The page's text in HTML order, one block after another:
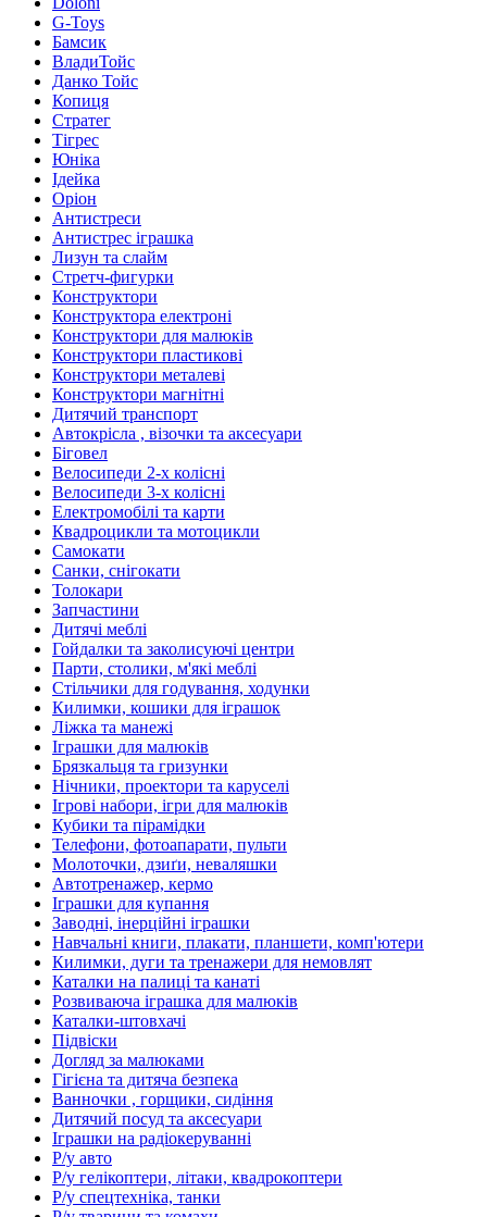
G-Toys
Бамсик
ВладиТойс
Данко Тойс
Копиця
Стратег
Тігрес
Юніка
Ідейка
Оріон
Антистреси
Антистрес іграшка
Лизун та слайм
Стретч-фигурки
Конструктори
Конструктора електроні
Конструктори для малюків
Конструктори пластикові
Конструктори металеві
Конструктори магнітні
Дитячий транспорт
Автокрісла , візочки та аксесуари
Біговел
Велосипеди 2-х колісні
Велосипеди 3-х колісні
Електромобілі та карти
Квадроцикли та мотоцикли
Самокати
Санки, снігокати
Толокари
Запчастини
Дитячі меблі
Гойдалки та заколисуючі центри
Парти, столики, м'які меблі
Стільчики для годування, ходунки
Килимки, кошики для іграшок
Ліжка та манежі
Іграшки для малюків
Брязкальця та гризунки
Нічники, проектори та каруселі
Ігрові набори, ігри для малюків
Кубики та пірамідки
Телефони, фотоапарати, пульти
Молоточки, дзиґи, неваляшки
Автотренажер, кермо
Іграшки для купання
Заводні, інерційні іграшки
Навчальні книги, плакати, планшети, комп'ютери
Килимки, дуги та тренажери для немовлят
Каталки на палиці та канаті
Розвиваюча іграшка для малюків
Каталки-штовхачі
Підвіски
Догляд за малюками
Гігієна та дитяча безпека
Ванночки , горщики, сидіння
Дитячий посуд та аксесуари
Іграшки на радіокеруванні
Р/у авто
Р/у гелікоптери, літаки, квадрокоптери
Р/у спецтехніка, танки